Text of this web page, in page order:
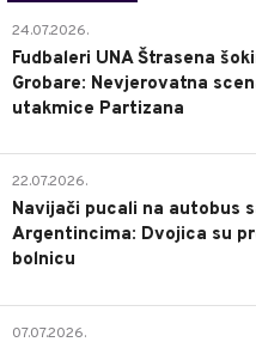
24.07.2026.
Fudbaleri UNA Štrasena
Grobare: Nevjerovatna
utakmice Partizana
22.07.2026.
Navijači pucali na autobus
Argentincima: Dvojica su
bolnicu
07.07.2026.